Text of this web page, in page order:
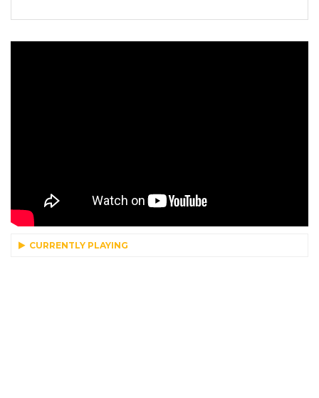
CURRENTLY PLAYING